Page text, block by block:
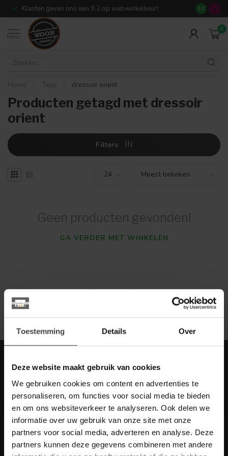
Toestemming Details Over
Deze website maakt gebruik van cookies
We gebruiken cookies om content en advertenties te
personaliseren, om functies voor social media te bieden
en om ons websiteverkeer te analyseren. Ook delen we
informatie over uw gebruik van onze site met onze
partners voor social media, adverteren en analyse. Deze
partners kunnen deze gegevens combineren met andere
Klanten geven ons een 9,2 op webwinkelkeur! Meer dan
9.2
MENU
0
Home Tags dressoir orient
Producten getagd met dressoir
orient
Filters
Geen producten gevonden!
GA VERDER MET WINKELEN
Toon1-0van 0
Meer informatie
scherpe acties
Blijf op de hoogte van onze actuele aanbiedingen